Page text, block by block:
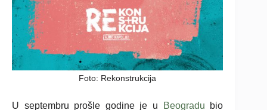
Foto: Rekonstrukcija
U septembru prošle godine je u Beogradu bio